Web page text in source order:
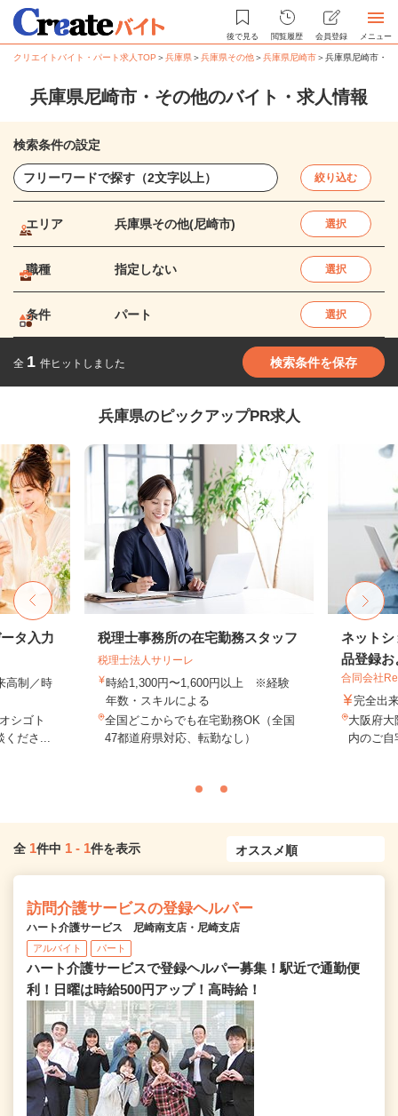
後で見る 閲覧履歴 会員登録 メニュー
クリエイトバイト・パート求人TOP ＞兵庫県＞兵庫県その他＞兵庫県尼崎市＞兵庫県尼崎市・
兵庫県尼崎市・その他のバイト・求人情報
検索条件の設定
絞り込む
エリア 兵庫県その他(尼崎市) 選択
職種 指定しない 選択
条件 パート 選択
全 1 件ヒットしました 検索条件を保存
兵庫県のピックアップPR求人
タ入力
高制／時
シゴト
ださ...
税理士事務所の在宅勤務スタッフ
税理士法人サリーレ
時給1,300円〜1,600円以上 ※経験
年数・スキルによる
全国どこからでも在宅勤務OK（全国
47都道府県対応、転勤なし）
ネットシ
品登録お
合同会社
完全出
大阪府大
内のご
全 1件中 1 - 1件を表示
訪問介護サービスの登録ヘルパー
ハート介護サービス 尼崎南支店・尼崎支店
アルバイト パート
ハート介護サービスで登録ヘルパー募集！駅近で通勤便
利！日曜は時給500円アップ！高時給！